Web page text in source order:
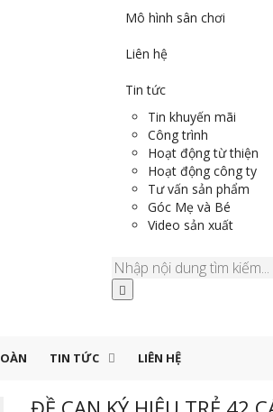
Mô hình sân chơi
Liên hệ
Tin tức
Tin khuyến mãi
Công trình
Hoạt động từ thiện
Hoạt động công ty
Tư vấn sản phẩm
Góc Mẹ và Bé
Video sản xuất
TIN TỨC
LIÊN HỆ